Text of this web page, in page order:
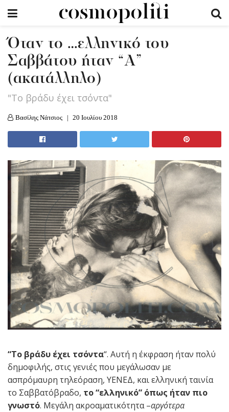
Όταν το …ελληνικό του
Σαββάτου ήταν “Α”
(ακατάλληλο)
"Το βράδυ έχει τσόντα"
Βασίλης Νάτσιος 20 Ιουλίου 2018
“Το βράδυ έχει τσόντα“. Αυτή η έκφραση ήταν πολύ
δημοφιλής, στις γενιές που μεγάλωσαν με
ασπρόμαυρη τηλεόραση, ΥENEΔ, και ελληνική ταινία
το Σαββατόβραδο, το “ελληνικό” όπως ήταν πιο
γνωστό. Μεγάλη ακροαματικότητα –αργότερα